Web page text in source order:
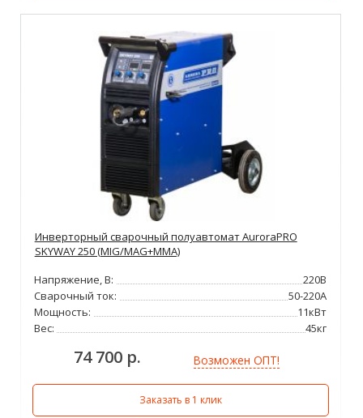
Инверторный сварочный полуавтомат AuroraPRO
SKYWAY 250 (MIG/MAG+MMA)
Напряжение, В:
220В
Сварочный ток:
50-220А
Мощность:
11кВт
Вес:
45кг
74 700 р. Возможен ОПТ!
Заказать в 1 клик